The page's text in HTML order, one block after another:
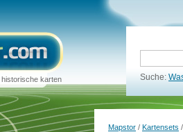
historische karten Suche:
Mapstor / Kartensets